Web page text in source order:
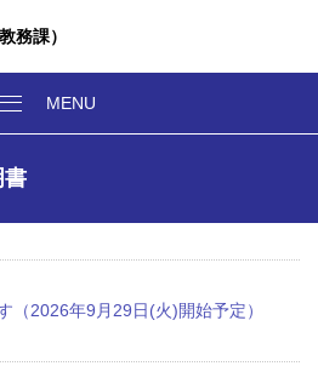
務課）
（2026年9月29日(火)開始予定）